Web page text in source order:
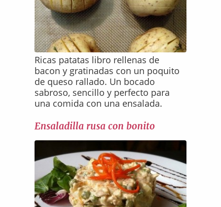
Ricas patatas libro rellenas de
bacon y gratinadas con un poquito
de queso rallado. Un bocado
sabroso, sencillo y perfecto para
una comida con una ensalada.
Ensaladilla rusa con bonito